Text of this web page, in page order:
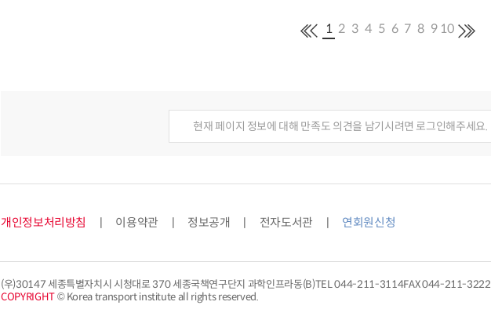
1 2 3 4 5 6 7 8 9 10
현재 페이지 정보에 대해 만족도 의견을 남기시려면 로그인해주세요.
개인정보처리방침 이용약관 정보공개 전자도서관 연회원신청
(우)30147 세종특별자치시 시청대로 370 세종국책연구단지 과학인프라동(B)TEL044-211-3114FAX 044-211-3222
COPYRIGHT© Korea transport institute all rights reserved.